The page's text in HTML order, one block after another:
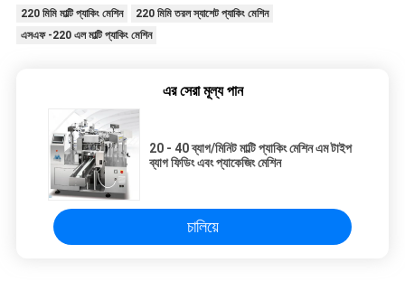
220 মিমি মাল্টি প্যাকিং মেশিন
220 মিমি তরল স্যাশেট প্যাকিং মেশিন
এসএফ -220 এল মাল্টি প্যাকিং মেশিন
এর সেরা মূল্য পান
20 - 40 ব্যাগ/মিনিট মাল্টি প্যাকিং মেশিন এম টাইপ
ব্যাগ ফিডিং এবং প্যাকেজিং মেশিন
চালিয়ে